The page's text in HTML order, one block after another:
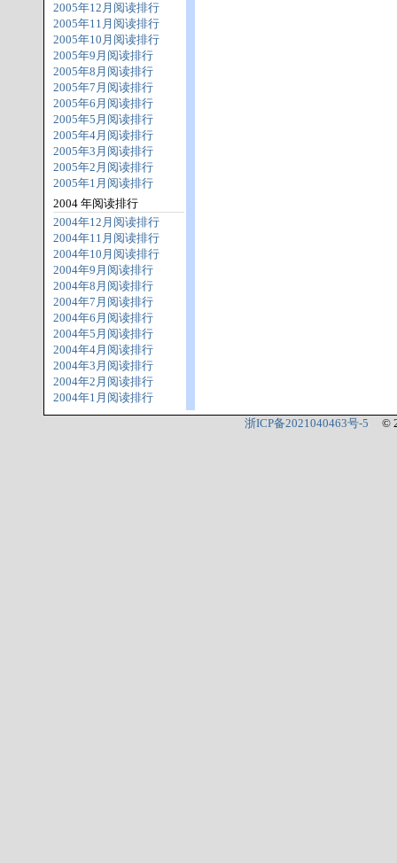
2005年12月阅读排行
2005年11月阅读排行
2005年10月阅读排行
2005年9月阅读排行
2005年8月阅读排行
2005年7月阅读排行
2005年6月阅读排行
2005年5月阅读排行
2005年4月阅读排行
2005年3月阅读排行
2005年2月阅读排行
2005年1月阅读排行
2004 年阅读排行
2004年12月阅读排行
2004年11月阅读排行
2004年10月阅读排行
2004年9月阅读排行
2004年8月阅读排行
2004年7月阅读排行
2004年6月阅读排行
2004年5月阅读排行
2004年4月阅读排行
2004年3月阅读排行
2004年2月阅读排行
2004年1月阅读排行
浙ICP备2021040463号-5 ©